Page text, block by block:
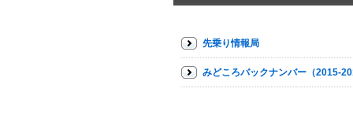
先乗り情報局
みどころバックナンバー（2015-